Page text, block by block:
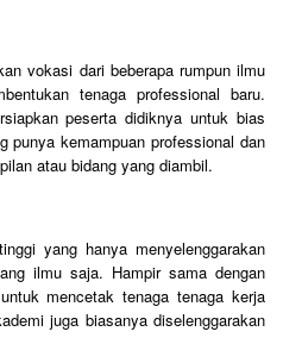
vokasi dari beberapa rumpun ilmu
tenaga professional baru.
peserta didiknya untuk bias
punya kemampuan professional dan
atau bidang yang diambil.
yang hanya menyelenggarakan
ilmu saja. Hampir sama dengan
mencetak tenaga tenaga kerja
juga biasanya diselenggarakan